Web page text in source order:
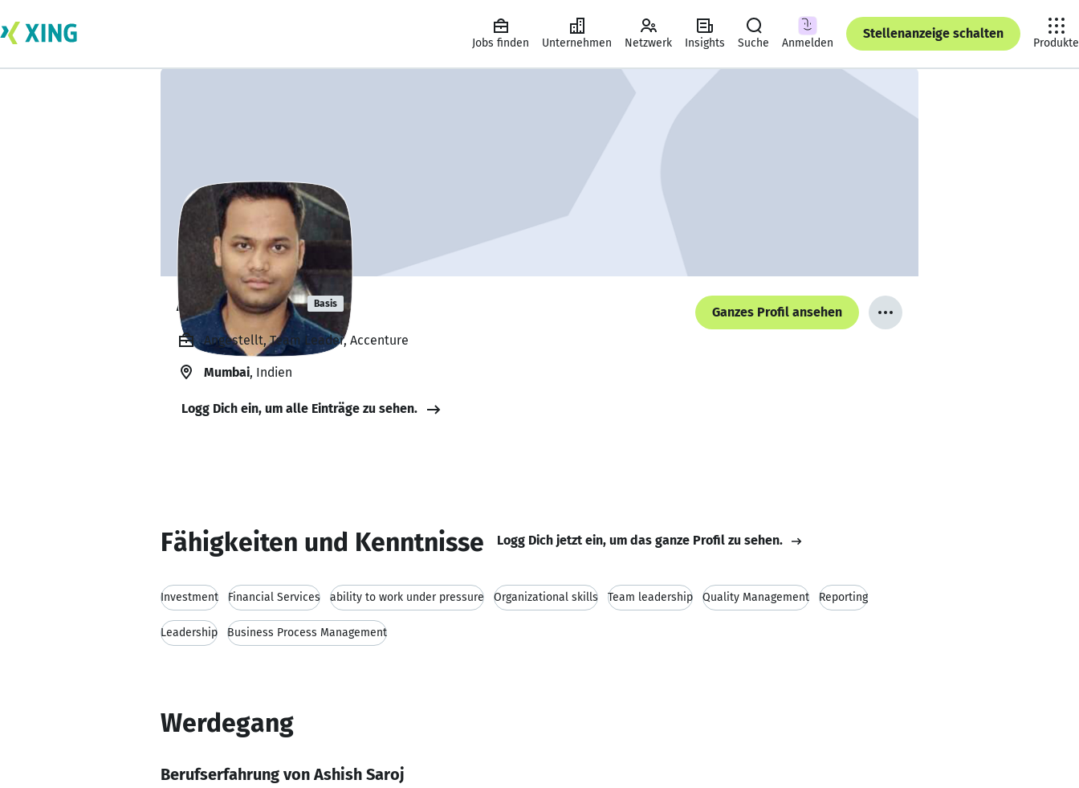
Jobs finden Unternehmen Netzwerk Insights Suche Anmelden
Stellenanzeige schalten
Produkte
Ashish Saroj Basis
Ganzes Profil ansehen
Angestellt, Team Leader, Accenture
Mumbai, Indien
Logg Dich ein, um alle Einträge zu sehen.
Fähigkeiten und Kenntnisse Logg Dich jetzt ein, um das ganze Profil zu sehen.
Investment Financial Services ability to work under pressure Organizational skills Team leadership Quality Management Reporting
Leadership Business Process Management
Werdegang
Berufserfahrung von Ashish Saroj